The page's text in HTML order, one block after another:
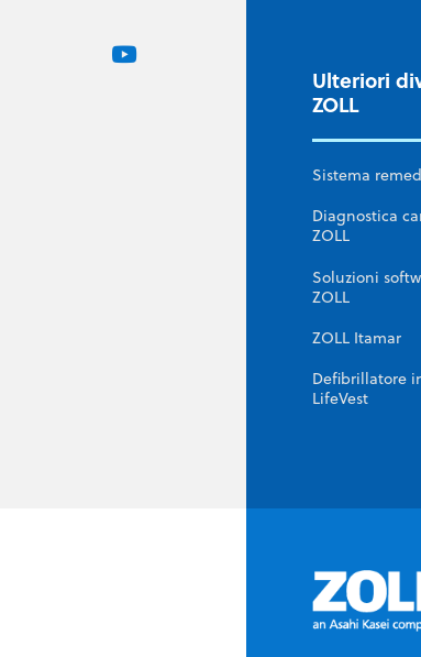
Ulteriori
ZOLL
Sistema
Diagnostica
ZOLL
Soluzioni
ZOLL
ZOLL Itamar
Defibrillatore
LifeVest